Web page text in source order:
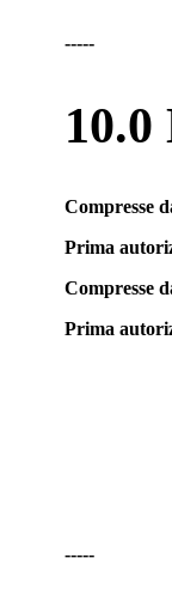
-----
Compresse
Prima
Compresse
Prima
-----